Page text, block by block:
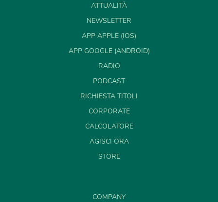
ATTUALITÀ
NEWSLETTER
APP APPLE (IOS)
APP GOOGLE (ANDROID)
RADIO
PODCAST
RICHIESTA TITOLI
CORPORATE
CALCOLATORE
AGISCI ORA
STORE
COMPANY